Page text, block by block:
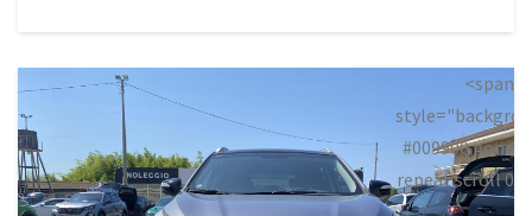
<span
#009900 none
repeat scroll 0